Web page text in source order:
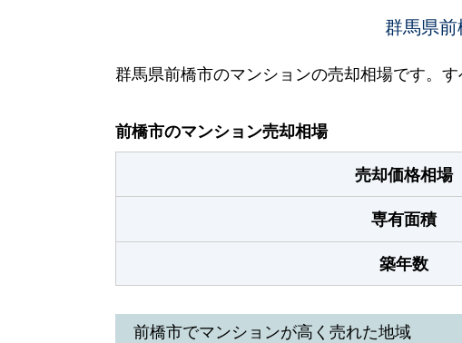
群馬県
群馬県前橋市のマンションの売却相場です。
前橋市のマンション売却相場
売却価格相場
専有面積
築年数
前橋市でマンションが高く売れた地域